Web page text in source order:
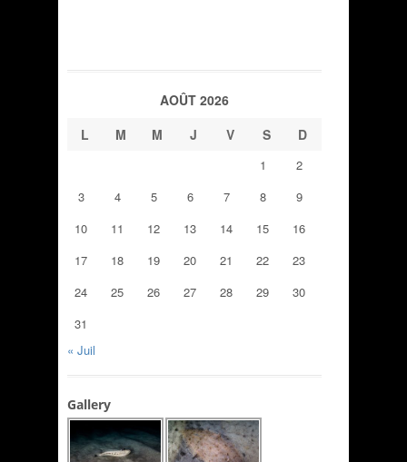
AOÛT 2026
L
M M J V S D
1
2
3
4 5 6 7 8
9
10
11 12 13 14 15
16
17
18 19 20 21 22
23
24
25 26 27 28 29
30
31
« Juil
Gallery